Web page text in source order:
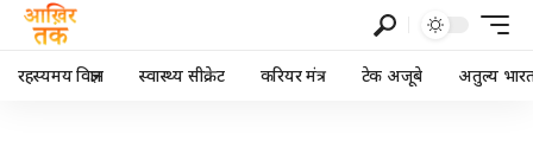
रहस्यमय विज्ञान स्वास्थ्य सीक्रेट करियर मंत्र टेक अजूबे अतुल्य